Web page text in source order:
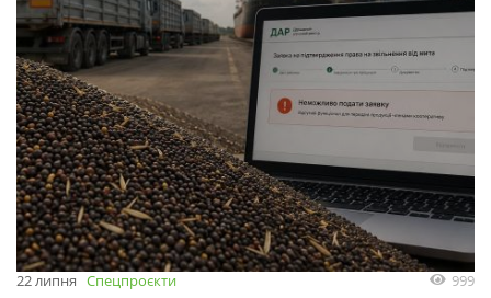
22 липня Спецпроєкти 999